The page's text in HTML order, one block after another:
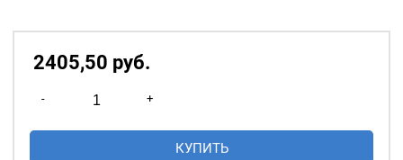
идет в комплекте.
Важно: Люверс
внутреннему диаметру!
Основное назначение
2405,50 руб.
-
товара
Люверсы
+
КУПИТЬ